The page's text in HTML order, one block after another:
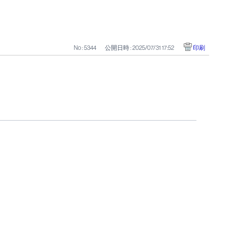
No : 5344 公開日時 : 2025/07/31 17:52 印刷